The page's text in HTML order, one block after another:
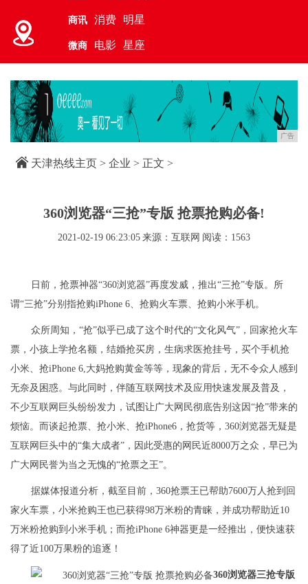
商讯 消费 明星
微商 电影 星座
广告
天津热线主页 > 企业 > 正文 >
360浏览器“三抢”专版 抢票抢购必备!
2021-02-19 06:23:05 来源：互联网 阅读：1563
日前，抢票神器“360浏览器”再度发威，推出“三抢”专版。所
谓“三抢”分别指抢购iPhone 6、抢购火车票、抢购小米手机。
众所周知，“抢”似乎已成了这个时代的“文化风气”，回家抢火车
票，小孩上学抢名额，结婚抢买房，生病求医抢挂号，买个手机抢
小米、抢iPhone 6,大妈抢购黄金等等，现象的背后，无不令众人感到
无奈及困惑。与此同时，伴随互联网技术及应用快速发展及普及，
不少互联网巨头纷纷发力，试图让广大网民彻底告别这因“抢”带来的
烦恼。而谈起抢票、抢小米、抢iPhone6，抢货等，360浏览器无疑是
互联网巨头中的“集大成者”，因此受惠的网民近8000万之众，早已为
广大网民誉为当之无愧的“抢票之王”。
据媒体报道分析，截至目前，360抢票王已帮助7600万人抢到回
家火车票，小米抢购王也已获得98万米粉的青睐，并成功帮助近10
万米粉抢购到小米手机；而抢iPhone 6神器更是一经推出，便快速获
得了近100万果粉的追逐！
360浏览器三抢专版